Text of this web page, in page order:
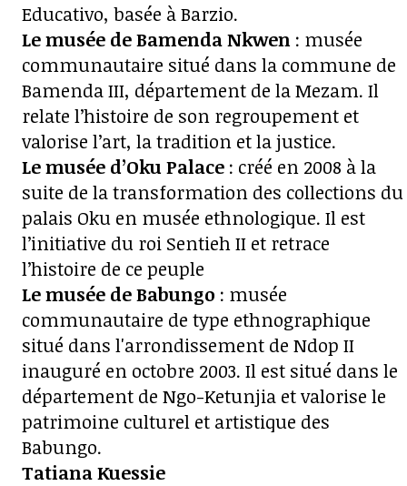
Educativo, basée à Barzio.
Le musée de Bamenda Nkwen : musée
communautaire situé dans la commune de
Bamenda III, département de la Mezam. Il
relate l’histoire de son regroupement et
valorise l’art, la tradition et la justice.
Le musée d’Oku Palace : créé en 2008 à la
suite de la transformation des collections du
palais Oku en musée ethnologique. Il est
l’initiative du roi Sentieh II et retrace
l’histoire de ce peuple
Le musée de Babungo : musée
communautaire de type ethnographique
situé dans l'arrondissement de Ndop II
inauguré en octobre 2003. Il est situé dans le
département de Ngo-Ketunjia et valorise le
patrimoine culturel et artistique des
Babungo.
Tatiana Kuessie